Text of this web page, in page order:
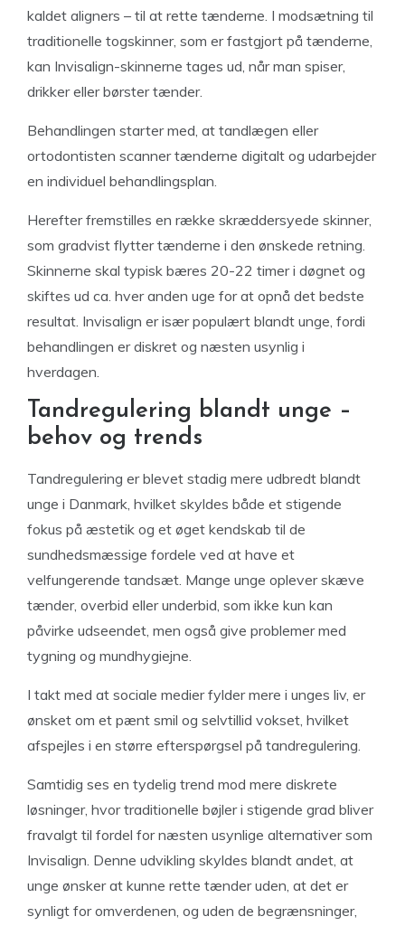
kaldet aligners – til at rette tænderne. I modsætning til
traditionelle togskinner, som er fastgjort på tænderne,
kan Invisalign-skinnerne tages ud, når man spiser,
drikker eller børster tænder.
Behandlingen starter med, at tandlægen eller
ortodontisten scanner tænderne digitalt og udarbejder
en individuel behandlingsplan.
Herefter fremstilles en række skræddersyede skinner,
som gradvist flytter tænderne i den ønskede retning.
Skinnerne skal typisk bæres 20-22 timer i døgnet og
skiftes ud ca. hver anden uge for at opnå det bedste
resultat. Invisalign er især populært blandt unge, fordi
behandlingen er diskret og næsten usynlig i
hverdagen.
Tandregulering blandt unge –
behov og trends
Tandregulering er blevet stadig mere udbredt blandt
unge i Danmark, hvilket skyldes både et stigende
fokus på æstetik og et øget kendskab til de
sundhedsmæssige fordele ved at have et
velfungerende tandsæt. Mange unge oplever skæve
tænder, overbid eller underbid, som ikke kun kan
påvirke udseendet, men også give problemer med
tygning og mundhygiejne.
I takt med at sociale medier fylder mere i unges liv, er
ønsket om et pænt smil og selvtillid vokset, hvilket
afspejles i en større efterspørgsel på tandregulering.
Samtidig ses en tydelig trend mod mere diskrete
løsninger, hvor traditionelle bøjler i stigende grad bliver
fravalgt til fordel for næsten usynlige alternativer som
Invisalign. Denne udvikling skyldes blandt andet, at
unge ønsker at kunne rette tænder uden, at det er
synligt for omverdenen, og uden de begrænsninger,